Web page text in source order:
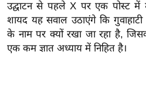
ब
ज
उद्घाटन से पहले X पर एक पोस्ट में
शायद यह सवाल उठाएंगे कि
के नाम पर क्यों रखा जा रहा है,
एक कम ज्ञात अध्याय में निहित है।